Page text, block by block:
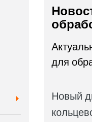
для
Новый